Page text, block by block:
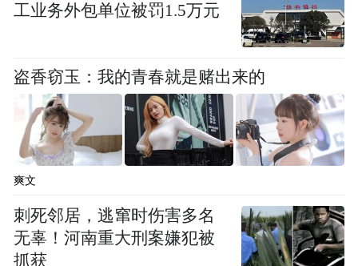
工业务外包单位被罚1.5万元
盗香窃玉：我的青春就是赌出来的
爽文
刺死邻居，逃窜时伤害多名
无辜！河南重大刑案嫌犯被
抓获